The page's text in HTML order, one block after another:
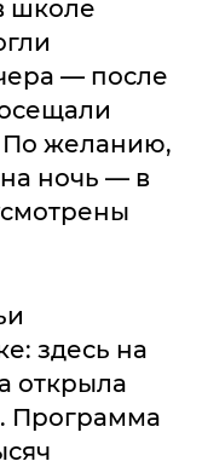
школе
— после
По желанию,
ночь — в
здесь на
открыла
Программа